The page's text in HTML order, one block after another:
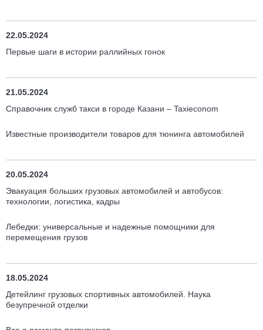
22.05.2024
Первые шаги в истории раллийных гонок
21.05.2024
Справочник служб такси в городе Казани – Taxieconom
Известные производители товаров для тюнинга автомобилей
20.05.2024
Эвакуация больших грузовых автомобилей и автобусов:
технологии, логистика, кадры
Лебедки: универсальные и надежные помощники для
перемещения грузов
18.05.2024
Детейлинг грузовых спортивных автомобилей. Наука
безупречной отделки